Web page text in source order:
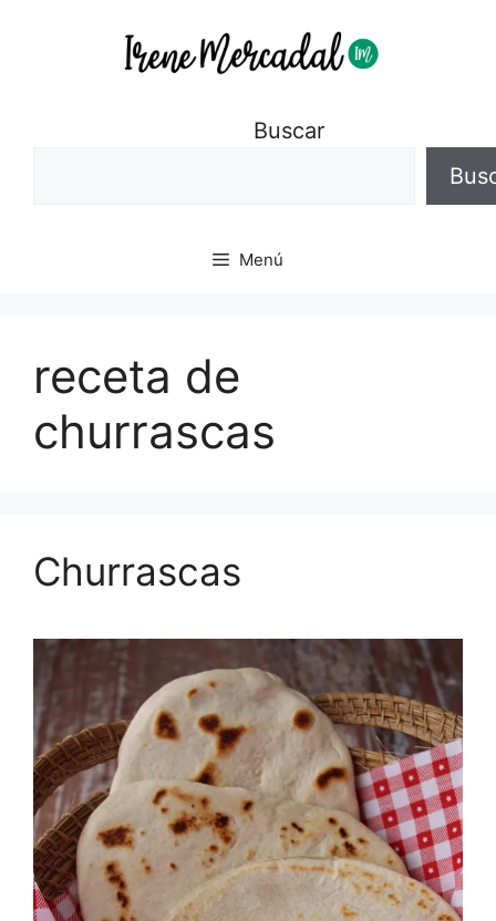
Buscar
Menú
receta de
churrascas
Churrascas